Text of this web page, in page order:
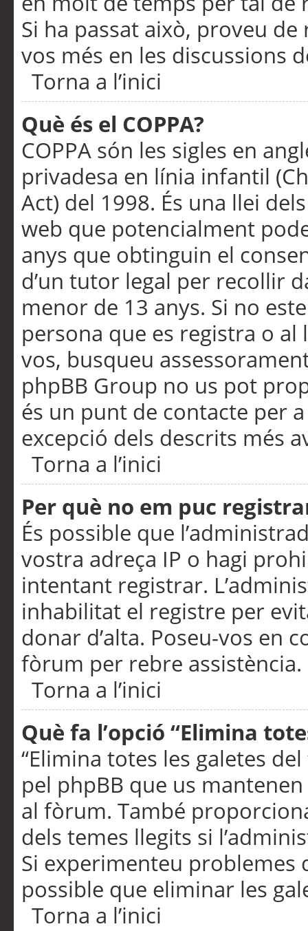
Si ha passat això, proveu
vos més en les discussions
Torna a l’inici
Què és el COPPA?
COPPA són les sigles en
privadesa en línia infantil
Act) del 1998. És una llei
web que potencialment
anys que obtinguin el
d’un tutor legal per recollir
menor de 13 anys. Si no
persona que es registra o
vos, busqueu
phpBB Group no us pot
és un punt de contacte per
excepció dels descrits més
Torna a l’inici
Per què no em puc
És possible que
vostra adreça IP o hagi
intentant registrar.
inhabilitat el registre per
donar d’alta. Poseu-vos en
fòrum per rebre assistència.
Torna a l’inici
Què fa l’opció “Elimina
“Elimina totes les galetes
pel phpBB que us
al fòrum. També
dels temes llegits si
Si experimenteu problemes
possible que eliminar les
Torna a l’inici